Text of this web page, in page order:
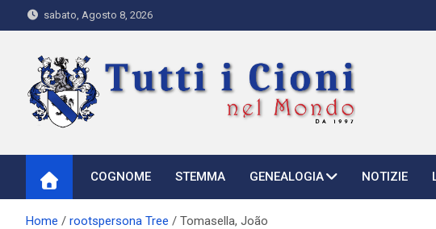
to
sabato, Agosto 8, 2026
Tutti i Cioni nel Mondo
COGNOME STEMMA GENEALOGIA NOTIZIE
Home rootspersona Tree Tomasella, João